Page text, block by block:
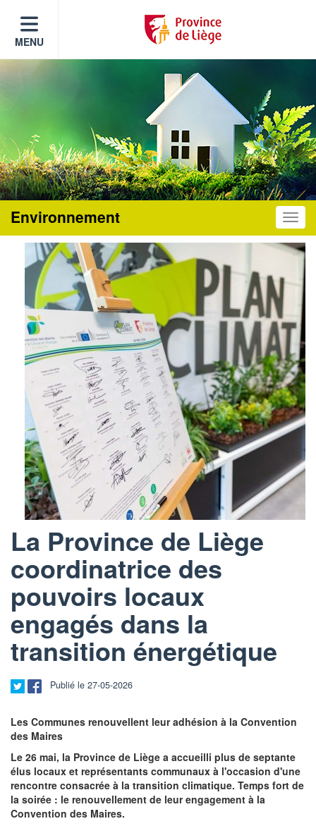
MENU
Environnement
La Province de Liège
coordinatrice des
pouvoirs locaux
engagés dans la
transition énergétique
Publié le 27-05-2026
Les Communes renouvellent leur adhésion à la Convention
des Maires
Le 26 mai, la Province de Liège a accueilli plus de septante
élus locaux et représentants communaux à l'occasion d'une
rencontre consacrée à la transition climatique. Temps fort de
la soirée : le renouvellement de leur engagement à la
Convention des Maires.